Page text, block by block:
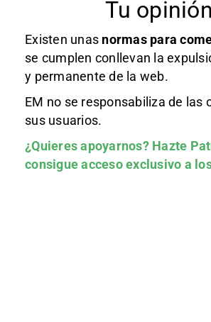
Tu opinión
Existen unas normas para
se cumplen conllevan la
y permanente de la web.
EM no se responsabiliza de las
sus usuarios.
¿Quieres apoyarnos? Hazte
consigue acceso exclusivo a